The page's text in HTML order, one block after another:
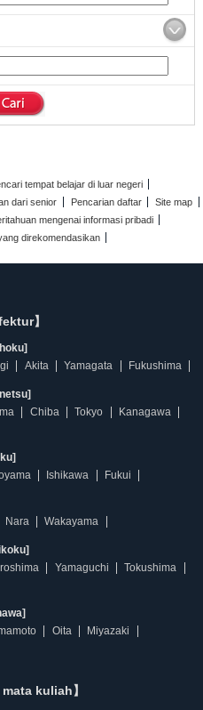
tempat belajar di luar negeri
dari senior Pencarian daftar
Site map
mengenai informasi pribadi
direkomendasikan
】
Akita Yamagata Fukushima
Chiba Tokyo
Kanagawa
Ishikawa Fukui
Nara Wakayama
Yamaguchi
Tokushima
Oita
Miyazaki
kuliah】